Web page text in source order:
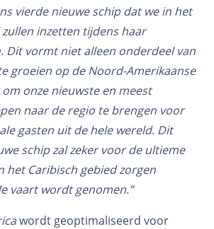
vierde nieuwe schip dat we in het
inzetten tijdens haar
Dit vormt niet alleen onderdeel van
groeien op de Noord-Amerikaanse
onze nieuwste en meest
naar de regio te brengen voor
gasten uit de hele wereld. Dit
schip zal zeker voor de ultieme
het Caribisch gebied zorgen
vaart wordt genomen.”
wordt geoptimaliseerd voor